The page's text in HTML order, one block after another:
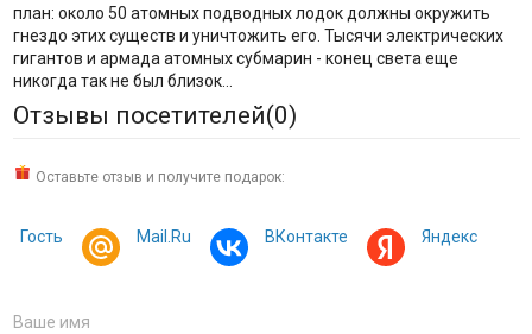
план: около 50 атомных подводных лодок должны окружить
гнездо этих существ и уничтожить его. Тысячи электрических
гигантов и армада атомных субмарин - конец света еще
никогда так не был близок...
Отзывы посетителей(0)
Оставьте отзыв и получите подарок:
Гость Mail.Ru ВКонтакте Яндекс
Ваше имя